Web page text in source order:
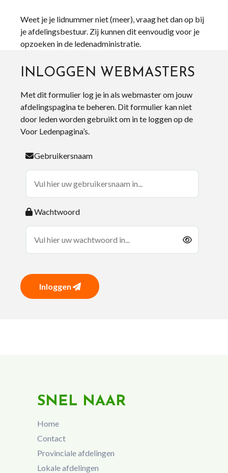
Weet je je lidnummer niet (meer), vraag het dan op bij
je afdelingsbestuur. Zij kunnen dit eenvoudig voor je
opzoeken in de ledenadministratie.
INLOGGEN WEBMASTERS
Met dit formulier log je in als webmaster om jouw
afdelingspagina te beheren. Dit formulier kan niet
door leden worden gebruikt om in te loggen op de
Voor Ledenpagina’s.
Gebruikersnaam
Wachtwoord
Inloggen
SNEL NAAR
Home
Contact
Provinciale afdelingen
Lokale afdelingen